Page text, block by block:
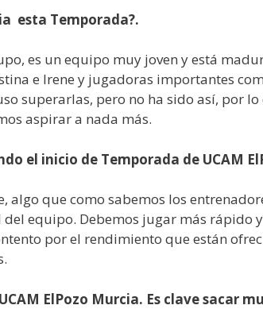
esta Temporada?.
es un equipo muy joven y está
e Irene y jugadoras importantes
superarlas, pero no ha sido así, por
aspirar a nada más.
el inicio de Temporada de UCAM
que como sabemos los
equipo. Debemos jugar más rápido
por el rendimiento que están
ElPozo Murcia. Es clave sacar